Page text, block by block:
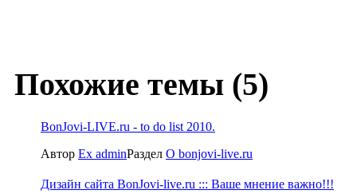
Похожие темы (5)
BonJovi-LIVE.ru - to do list 2010.
Автор Ex adminРаздел О bonjovi-live.ru
Дизайн сайта BonJovi-live.ru ::: Ваше мнение важно!!!